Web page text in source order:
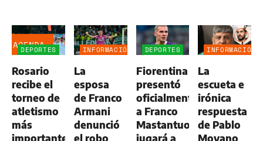
DEPORTES
AGENDA
Rosario
recibe el
torneo de
atletismo
más
importante
INFORMACIÓN
La
esposa
de Franco
Armani
denunció
el robo
DEPORTES
Fiorentina
presentó
oficialmente
a Franco
Mastantuono:
jugará a
INFORMACIÓN
La
escueta e
irónica
respuesta
de Pablo
Moyano